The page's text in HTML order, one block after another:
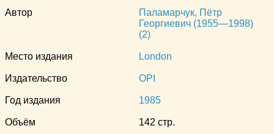
Автор
Паламарчук, Пётр
Георгиевич (1955—1998)
(2)
Место издания London
Издательство ОPI
Год издания 1985
Объём 142 стр.